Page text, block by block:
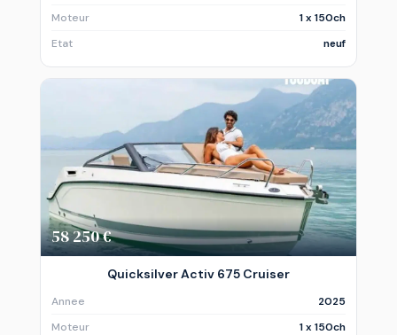
Moteur
1 x 150ch
Etat
neuf
58 250 €
Quicksilver Activ 675 Cruiser
Annee
2025
Moteur
1 x 150ch